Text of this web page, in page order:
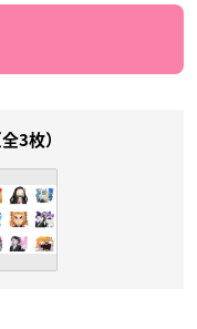
3枚）